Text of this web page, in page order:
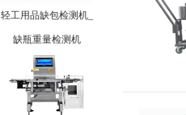
轻工用品缺包检测机_
缺瓶重量检测机